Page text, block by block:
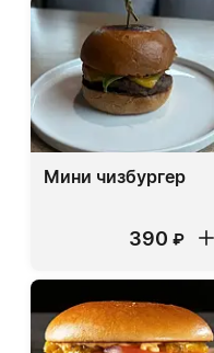
Мини чизбургер
390 ₽